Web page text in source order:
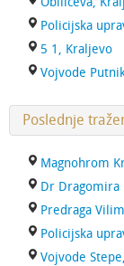
Policijska
5 1, Kraljevo
Vojvode
Poslednje
Magnohrom
Dr Dragomira
Predraga
Policijska
Vojvode